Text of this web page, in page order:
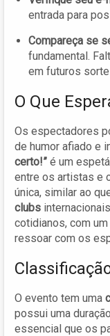
entrada para
Compareça se
fundamental.
em futuros
O Que
Os espectadores
de humor afiado e
certo!” é um
entre os artistas e
única, similar ao
clubs
cotidianos, com
ressoar com os
O evento tem uma
possui uma
essencial que os